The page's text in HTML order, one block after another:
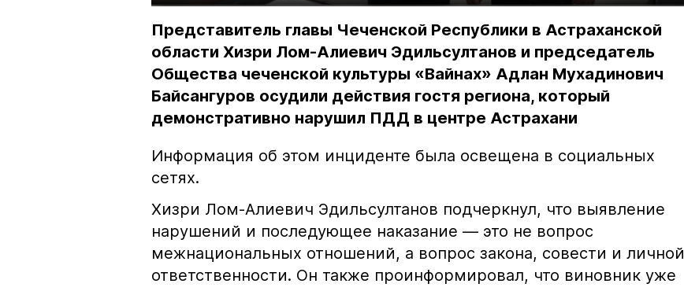
Представитель главы Чеченской Республики в Астраханской
области Хизри Лом-Алиевич Эдильсултанов и председатель
Общества чеченской культуры «Вайнах» Адлан Мухадинович
Байсангуров осудили действия гостя региона, который
демонстративно нарушил ПДД в центре Астрахани
Информация об этом инциденте была освещена в социальных
сетях.
Хизри Лом-Алиевич Эдильсултанов подчеркнул, что выявление
нарушений и последующее наказание — это не вопрос
межнациональных отношений, а вопрос закона, совести и личной
ответственности. Он также проинформировал, что виновник уже